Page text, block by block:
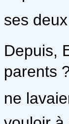
ses
Depuis,
parents
ne